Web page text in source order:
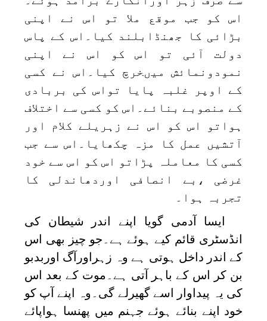
اس کو جب موقع ملا تو اس نے اپنی
بڑائی کا جھنڈابلند کیا۔اس کے پاس
دولت آئی تو اس کو اس نے اپنی
نمودونمائش میںخرچ کیا۔اس نے کسی
کے اوپر غلبہ پایا تواس کی بربادی
کے منصوبے بنائے۔اس کو کسی سے اختلاف
ہواتو اس کو اس نے زہریلے کلام اور
آتشیں عمل کا مزہ چکھایا۔اس سے جب
کسی کا معاملہ پڑاتو اس کو اس سے خود
غرضی ،بے انصافی اوردھاندلی کا
تجربہ ہوا۔
ایسا آدمی گویا اپنے اندر شیطان کی
انڈسٹری قائم کیے ہوئے ہے۔جو چیز بھی اس
کے اندر داخل ہوتی ہے وہ زہراورآگ اوربدبو
بن کر اس کے باہر آتی ہے۔موت کے بعد اس
کی یہ پیداوار اسے گھیرلے گی۔وہ اپنے آپ کو
خود اپنے بنائے ہوئے جہنم میں پھنسا ہواپائے